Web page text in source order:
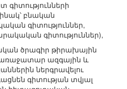
գիտությունների
բնական
գիտություններ,
գիտություններ),
ծրագիր թիրախային
առաջատար ազգային և
ներգրավելու
գիտության տվյալ